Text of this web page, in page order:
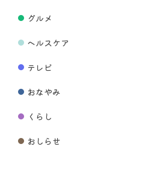
グルメ
ヘルスケア
テレビ
おなやみ
くらし
おしらせ